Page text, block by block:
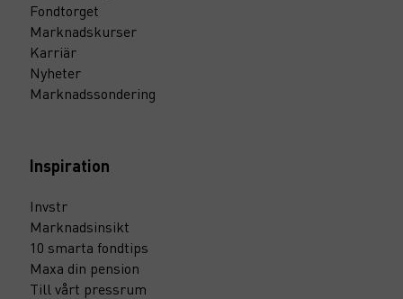
Fondtorget
Marknadskurser
Karriär
Nyheter
Marknadssondering
Inspiration
Invstr
Marknadsinsikt
10 smarta fondtips
Maxa din pension
Till vårt pressrum